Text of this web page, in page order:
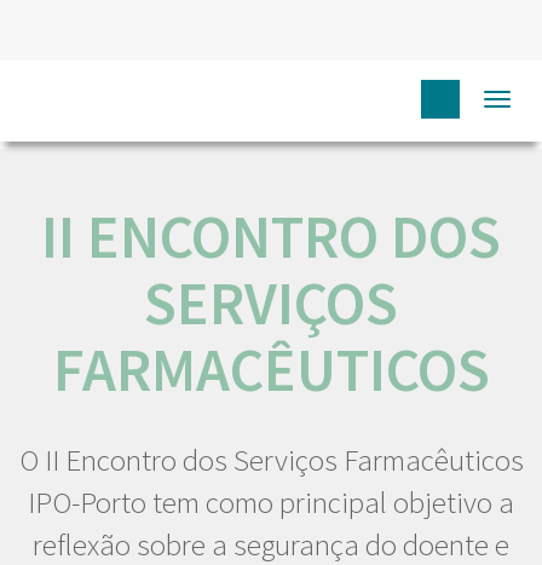
II ENCONTRO DOS
SERVIÇOS
FARMACÊUTICOS
O II Encontro dos Serviços Farmacêuticos
IPO-Porto tem como principal objetivo a
reflexão sobre a segurança do doente e